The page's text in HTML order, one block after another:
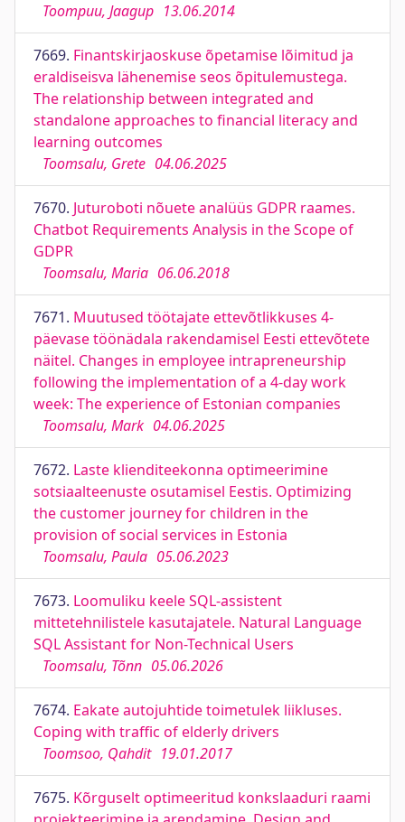
Toompuu, Jaagup 13.06.2014
7669. Finantskirjaoskuse õpetamise lõimitud ja
eraldiseisva lähenemise seos õpitulemustega.
The relationship between integrated and
standalone approaches to financial literacy and
learning outcomes
Toomsalu, Grete 04.06.2025
7670. Juturoboti nõuete analüüs GDPR raames.
Chatbot Requirements Analysis in the Scope of
GDPR
Toomsalu, Maria 06.06.2018
7671. Muutused töötajate ettevõtlikkuses 4-
päevase töönädala rakendamisel Eesti ettevõtete
näitel. Changes in employee intrapreneurship
following the implementation of a 4-day work
week: The experience of Estonian companies
Toomsalu, Mark 04.06.2025
7672. Laste klienditeekonna optimeerimine
sotsiaalteenuste osutamisel Eestis. Optimizing
the customer journey for children in the
provision of social services in Estonia
Toomsalu, Paula 05.06.2023
7673. Loomuliku keele SQL-assistent
mittetehnilistele kasutajatele. Natural Language
SQL Assistant for Non-Technical Users
Toomsalu, Tõnn 05.06.2026
7674. Eakate autojuhtide toimetulek liikluses.
Coping with traffic of elderly drivers
Toomsoo, Qahdit 19.01.2017
7675. Kõrguselt optimeeritud konkslaaduri raami